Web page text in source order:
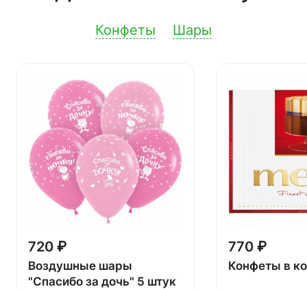
Конфеты Шары
720 ₽
Воздушные шары
"Спасибо за дочь" 5 штук
770 ₽
Конфеты в